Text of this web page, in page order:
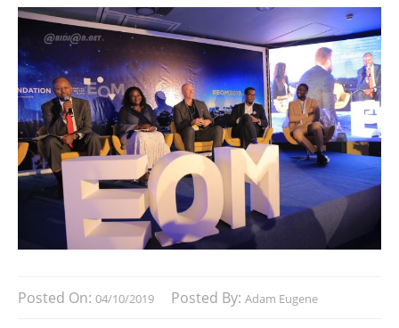
Posted On: 04/10/2019 Posted By: Adam Eugene